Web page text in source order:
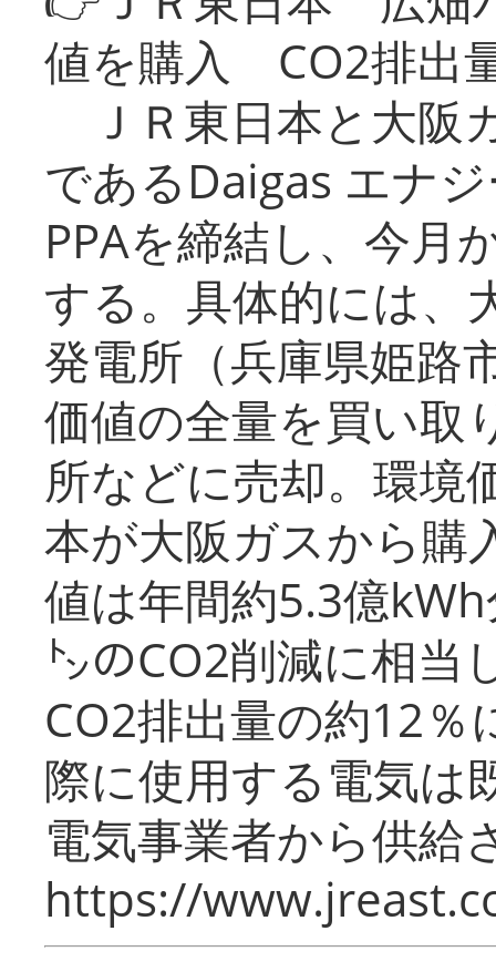
値を購入 CO2排出
ＪＲ東日本と大阪
であるDaigas エナ
PPAを締結し、今月
する。具体的には、
発電所（兵庫県姫路
価値の全量を買い取
所などに売却。環境
本が大阪ガスから購
値は年間約5.3億
㌧のCO2削減に相当
CO2排出量の約12％
際に使用する電気は
電気事業者から供給
https://